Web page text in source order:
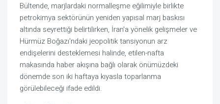
Bültende, marjlardaki normalleşme eğilimiyle birlikte
petrokimya sektörünün yeniden yapısal marj baskısı
altında seyrettiği belirtilirken, İran'a yönelik gelişmeler ve
Hürmüz Boğazı'ndaki jeopolitik tansiyonun arz
endişelerini desteklemesi halinde, etilen-nafta
makasında haber akışına bağlı olarak önümüzdeki
dönemde son iki haftaya kıyasla toparlanma
görülebileceği ifade edildi.